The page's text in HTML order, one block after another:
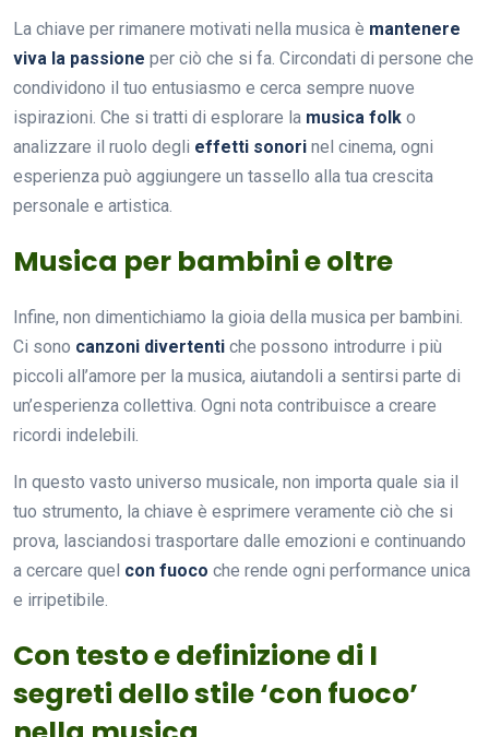
La chiave per rimanere motivati nella musica è mantenere
viva la passione per ciò che si fa. Circondati di persone che
condividono il tuo entusiasmo e cerca sempre nuove
ispirazioni. Che si tratti di esplorare la musica folk o
analizzare il ruolo degli effetti sonori nel cinema, ogni
esperienza può aggiungere un tassello alla tua crescita
personale e artistica.
Musica per bambini e oltre
Infine, non dimentichiamo la gioia della musica per bambini.
Ci sono canzoni divertenti che possono introdurre i più
piccoli all’amore per la musica, aiutandoli a sentirsi parte di
un’esperienza collettiva. Ogni nota contribuisce a creare
ricordi indelebili.
In questo vasto universo musicale, non importa quale sia il
tuo strumento, la chiave è esprimere veramente ciò che si
prova, lasciandosi trasportare dalle emozioni e continuando
a cercare quel con fuoco che rende ogni performance unica
e irripetibile.
Con testo e definizione di I
segreti dello stile ‘con fuoco’